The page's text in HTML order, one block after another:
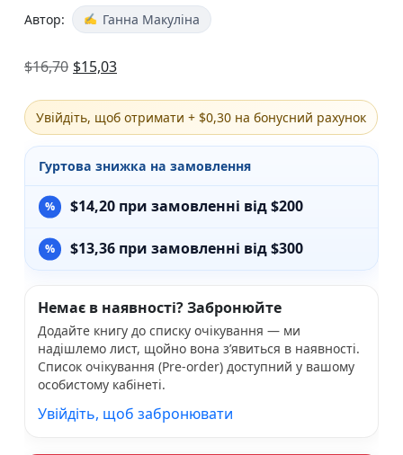
Автор: Ганна Макуліна
$16,70 $15,03
Увійдіть, щоб отримати + $0,30 на бонусний рахунок
Гуртова знижка на замовлення
$14,20 при замовленні від $200
$13,36 при замовленні від $300
Немає в наявності? Забронюйте
Додайте книгу до списку очікування — ми
надішлемо лист, щойно вона з’явиться в наявності.
Список очікування (Pre-order) доступний у вашому
особистому кабінеті.
Увійдіть, щоб забронювати